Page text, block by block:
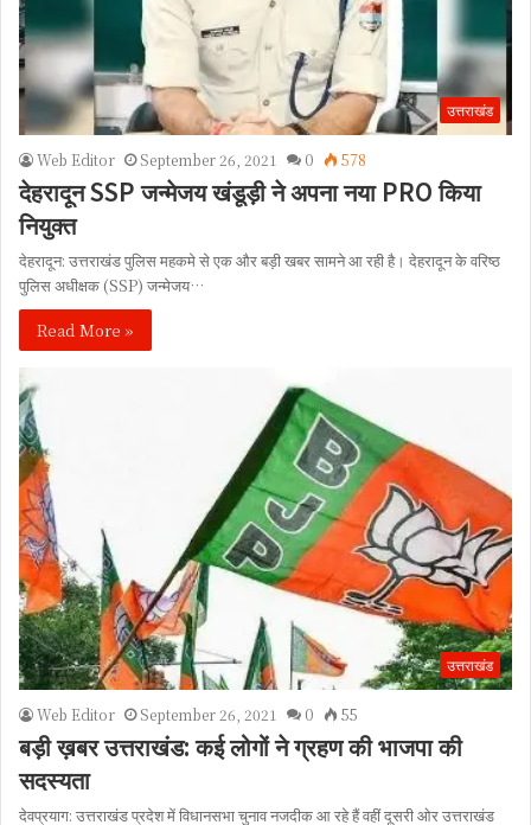
उत्तराखंड
Web Editor September 26, 2021 0 578
देहरादून SSP जन्मेजय खंडूड़ी ने अपना नया PRO किया
नियुक्त
देहरादून: उत्तराखंड पुलिस महकमे से एक और बड़ी खबर सामने आ रही है। देहरादून के वरिष्ठ
पुलिस अधीक्षक (SSP) जन्मेजय…
Read More »
उत्तराखंड
Web Editor September 26, 2021 0 55
बड़ी ख़बर उत्तराखंड: कई लोगों ने ग्रहण की भाजपा की
सदस्यता
देवप्रयाग: उत्तराखंड प्रदेश में विधानसभा चुनाव नजदीक आ रहे हैं वहीं दूसरी ओर उत्तराखंड